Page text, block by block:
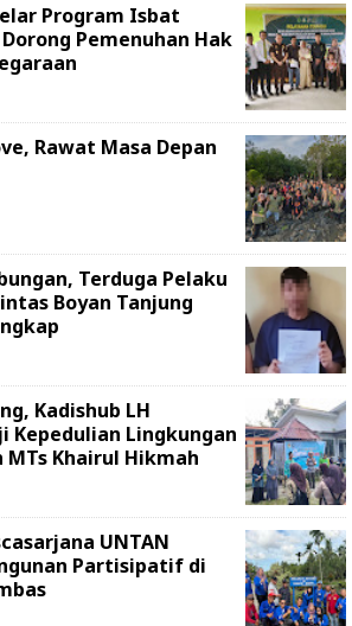
Program Isbat
Pemenuhan Hak
Rawat Masa Depan
Terduga Pelaku
Boyan Tanjung
Kadishub LH
Kepedulian Lingkungan
MTs Khairul Hikmah
UNTAN
Partisipatif di